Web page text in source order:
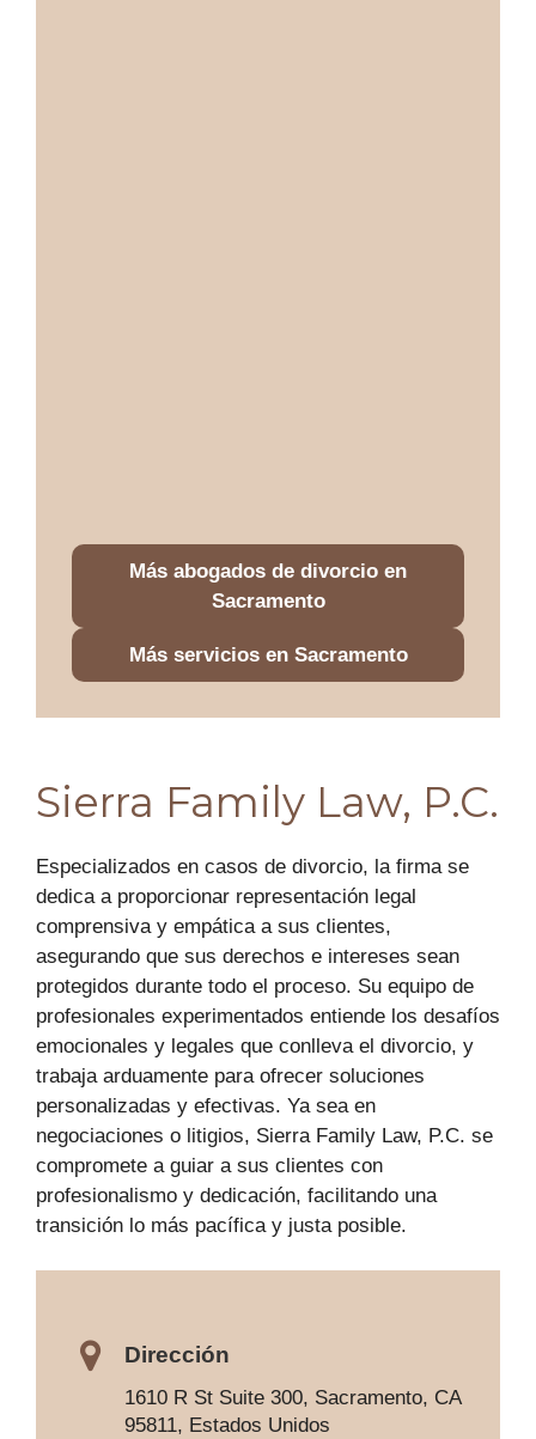
Más abogados de divorcio en
Sacramento
Más servicios en Sacramento
Sierra Family Law, P.C.
Especializados en casos de divorcio, la firma se
dedica a proporcionar representación legal
comprensiva y empática a sus clientes,
asegurando que sus derechos e intereses sean
protegidos durante todo el proceso. Su equipo de
profesionales experimentados entiende los desafíos
emocionales y legales que conlleva el divorcio, y
trabaja arduamente para ofrecer soluciones
personalizadas y efectivas. Ya sea en
negociaciones o litigios, Sierra Family Law, P.C. se
compromete a guiar a sus clientes con
profesionalismo y dedicación, facilitando una
transición lo más pacífica y justa posible.
Dirección
1610 R St Suite 300, Sacramento, CA
95811, Estados Unidos